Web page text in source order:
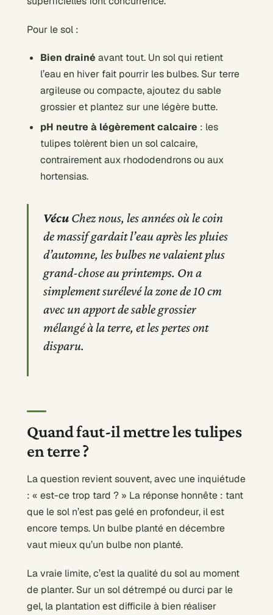
Pour le sol :
Bien drainé avant tout. Un sol qui retient
l’eau en hiver fait pourrir les bulbes. Sur terre
argileuse ou compacte, ajoutez du sable
grossier et plantez sur une légère butte.
pH neutre à légèrement calcaire : les
tulipes tolèrent bien un sol calcaire,
contrairement aux rhododendrons ou aux
hortensias.
Vécu Chez nous, les années où le coin
de massif gardait l’eau après les pluies
d’automne, les bulbes ne valaient plus
grand-chose au printemps. On a
simplement surélevé la zone de 10 cm
avec un apport de sable grossier
mélangé à la terre, et les pertes ont
disparu.
Quand faut-il mettre les tulipes
en terre ?
La question revient souvent, avec une inquiétude
: « est-ce trop tard ? » La réponse honnête : tant
que le sol n’est pas gelé en profondeur, il est
encore temps. Un bulbe planté en décembre
vaut mieux qu’un bulbe non planté.
La vraie limite, c’est la qualité du sol au moment
de planter. Sur un sol détrempé ou durci par le
gel, la plantation est difficile à bien réaliser